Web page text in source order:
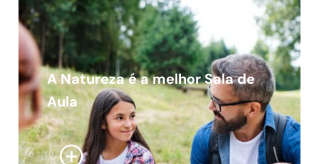
A Natureza é a melhor Sala de
Aula